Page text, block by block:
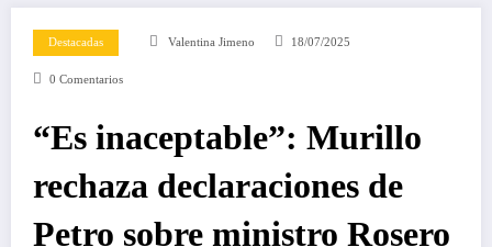
Destacadas Valentina Jimeno 18/07/2025
0 Comentarios
“Es inaceptable”: Murillo
rechaza declaraciones de
Petro sobre ministro Rosero